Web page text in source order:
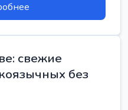
свежие
без